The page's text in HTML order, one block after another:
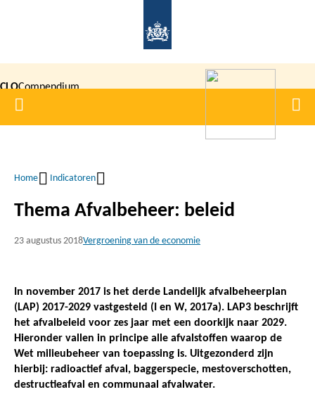
inhoud
gaan
CLOCompendium
voor de
Home
Kruimelpad
Home Indicatoren
Thema Afvalbeheer: beleid
23 augustus 2018Vergroening van de economie
In november 2017 is het derde Landelijk afvalbeheerplan
(LAP) 2017-2029 vastgesteld (I en W, 2017a). LAP3 beschrijft
het afvalbeleid voor zes jaar met een doorkijk naar 2029.
Hieronder vallen in principe alle afvalstoffen waarop de
Wet milieubeheer van toepassing is. Uitgezonderd zijn
hierbij: radioactief afval, baggerspecie, mestoverschotten,
destructieafval en communaal afvalwater.